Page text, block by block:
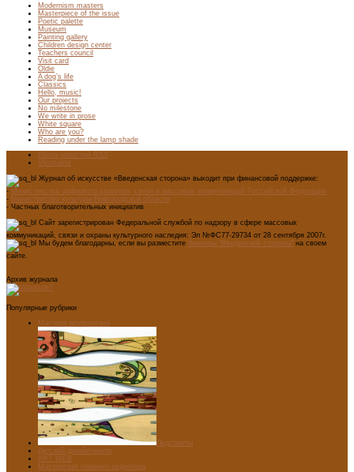
Modernism masters
Masterpiece of the issue
Poetic palette
Museum
Painting gallery
Children design center
Teachers council
Visit card
Oldie
A dog’s life
Classics
Hello, music!
Our projects
No milestone
We write in prose
White square
Who are you?
Reading under the lamp shade
Лента новостей RSS
Vkontakte
Журнал об искусстве «Введенская сторона» выходит при финансовой поддержке:
- Министерства цифрового развития, связи и массовых коммуникаций Российской Федерации
- Министерство культуры Новгородской области
- Частных благотворительных инициатив
Сайт зарегистрирован Федеральной службой по надзору в сфере массовых
коммуникаций, связи и охраны культурного наследия: Эл №ФС77-29734 от 28 сентября 2007г.
Мы будем благодарны, если вы разместите баннеры "Введенской стороны" на своем
сайте.
Архив журнала
Популярные рубрики
Мастера модернизма
Педсоветы
Детский дизайн-центр
ART WEB
Мастерская главного редактора